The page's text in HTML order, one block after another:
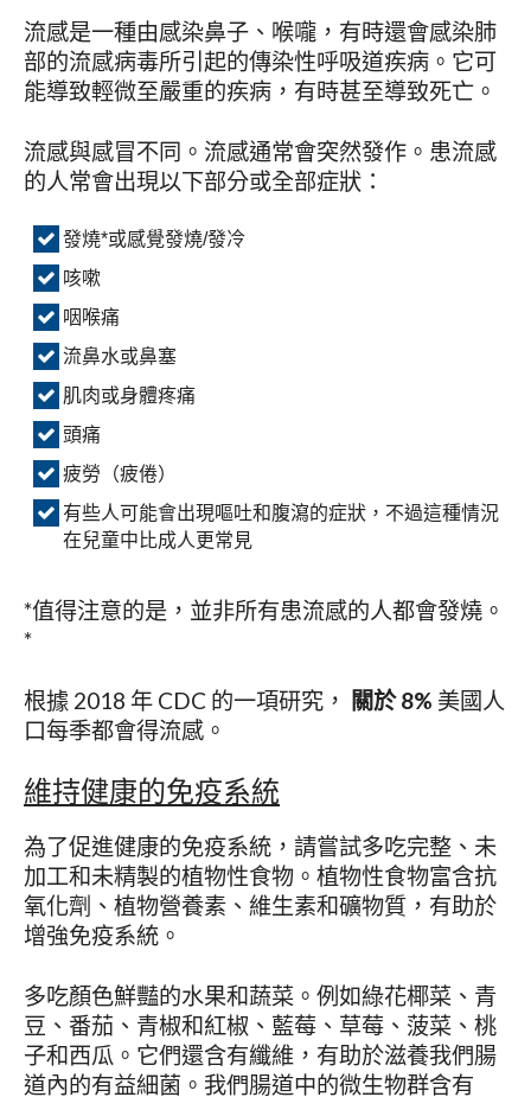
流感是一種由感染鼻子、喉嚨，有時還會感染肺
部的流感病毒所引起的傳染性呼吸道疾病。它可
能導致輕微至嚴重的疾病，有時甚至導致死亡。
流感與感冒不同。流感通常會突然發作。患流感
的人常會出現以下部分或全部症狀：
發燒*或感覺發燒/發冷
咳嗽
咽喉痛
流鼻水或鼻塞
肌肉或身體疼痛
頭痛
疲勞（疲倦）
有些人可能會出現嘔吐和腹瀉的症狀，不過這種情況
在兒童中比成人更常見
*值得注意的是，並非所有患流感的人都會發燒。
*
根據 2018 年 CDC 的一項研究， 關於 8% 美國人
口每季都會得流感。
維持健康的免疫系統
為了促進健康的免疫系統，請嘗試多吃完整、未
加工和未精製的植物性食物。植物性食物富含抗
氧化劑、植物營養素、維生素和礦物質，有助於
增強免疫系統。
多吃顏色鮮豔的水果和蔬菜。例如綠花椰菜、青
豆、番茄、青椒和紅椒、藍莓、草莓、菠菜、桃
子和西瓜。它們還含有纖維，有助於滋養我們腸
道內的有益細菌。我們腸道中的微生物群含有